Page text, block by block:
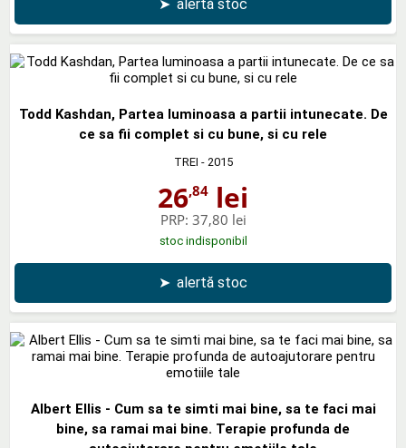
➤ alertă stoc
Todd Kashdan, Partea luminoasa a partii intunecate. De
ce sa fii complet si cu bune, si cu rele
TREI - 2015
26,84 lei
PRP: 37,80 lei
stoc indisponibil
➤ alertă stoc
Albert Ellis - Cum sa te simti mai bine, sa te faci mai
bine, sa ramai mai bine. Terapie profunda de